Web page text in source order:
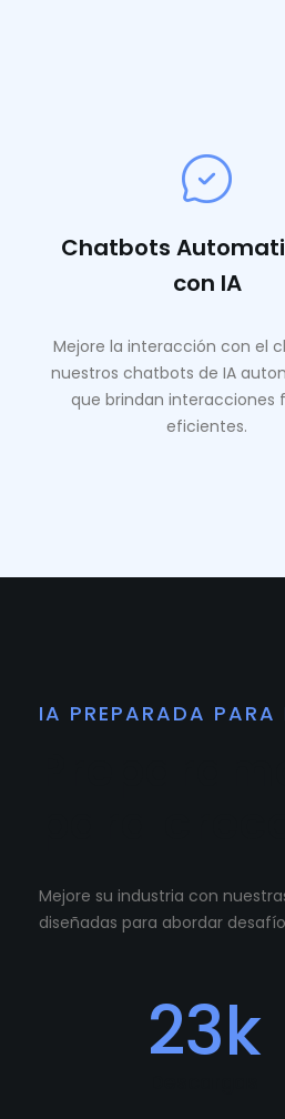
Chatbots
con IA
Mejore la interacción con el
nuestros chatbots de IA
que brindan interacciones
eficientes.
IA PREPARADA PARA
Mejore su industria con
diseñadas para abordar
23k